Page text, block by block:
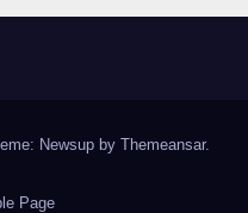
Newsup by Themeansar.
Page